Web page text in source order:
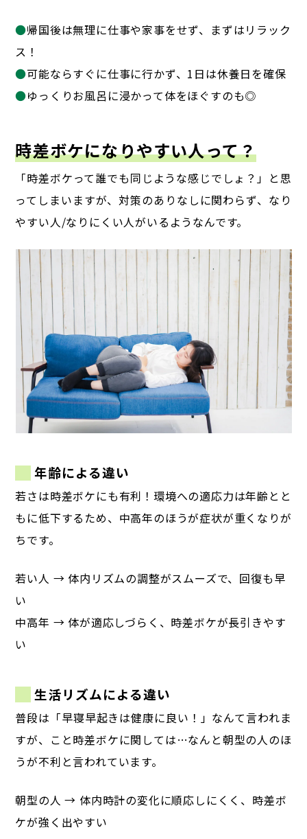
●帰国後は無理に仕事や家事をせず、まずはリラック
ス！
●可能ならすぐに仕事に行かず、1日は休養日を確保
●ゆっくりお風呂に浸かって体をほぐすのも◎
時差ボケになりやすい人って？
「時差ボケって誰でも同じような感じでしょ？」と思
ってしまいますが、対策のありなしに関わらず、なり
やすい人/なりにくい人がいるようなんです。
年齢による違い
若さは時差ボケにも有利！ 環境への適応力は年齢とと
もに低下するため、中高年のほうが症状が重くなりが
ちです。
若い人 → 体内リズムの調整がスムーズで、回復も早
い
中高年 → 体が適応しづらく、時差ボケが長引きやす
い
生活リズムによる違い
普段は「早寝早起きは健康に良い！」なんて言われま
すが、 こと時差ボケに関しては…なんと朝型の人のほ
うが不利と言われています。
朝型の人 → 体内時計の変化に順応しにくく、時差ボ
ケが強く出やすい